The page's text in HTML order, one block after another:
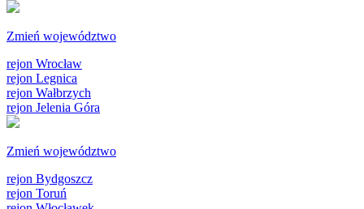
Zmień województwo
rejon Wrocław
rejon Legnica
rejon Wałbrzych
rejon Jelenia Góra
Zmień województwo
rejon Bydgoszcz
rejon Toruń